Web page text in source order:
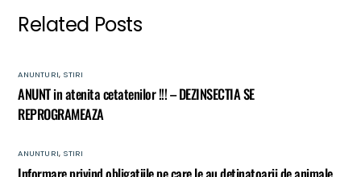
Related Posts
ANUNTURI, STIRI
ANUNT in atenita cetatenilor !!! – DEZINSECTIA SE
REPROGRAMEAZA
ANUNTURI, STIRI